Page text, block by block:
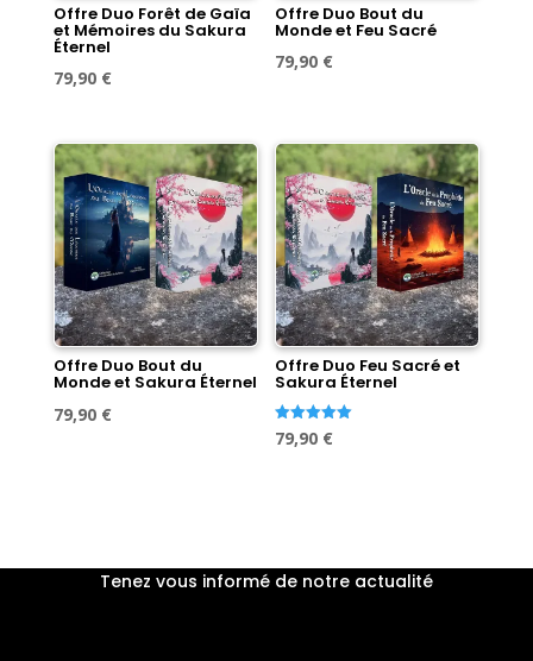
Offre Duo Forêt de Gaïa
et Mémoires du Sakura
Éternel
Le
initial
était :
89,60 €.
79,90 €Le
actuel
est :
79,90 €.
Offre Duo Bout du
Monde et Feu Sacré
Le
était :
89,60 €.
79,90 €Le
est :
79,90 €.
Offre Duo Bout du
Monde et Sakura Éternel
Le
79,90 €Le
Offre Duo Feu Sacré et
Sakura Éternel
Note
5.00
Le
79,90 €Le
Tenez vous informé de notre actualité